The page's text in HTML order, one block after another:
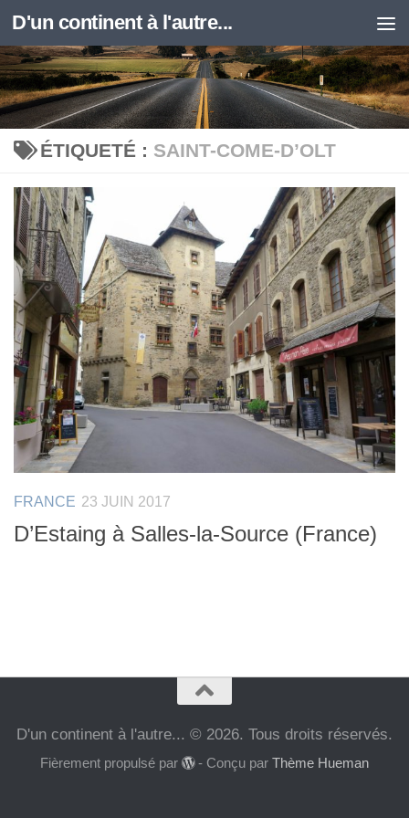
Skip to content
D'un continent à l'autre...
ÉTIQUETÉ : SAINT-COME-D’OLT
FRANCE 23 JUIN 2017
D’Estaing à Salles-la-Source (France)
D'un continent à l'autre... © 2026. Tous droits réservés.
Fièrement propulsé par - Conçu parThème Hueman